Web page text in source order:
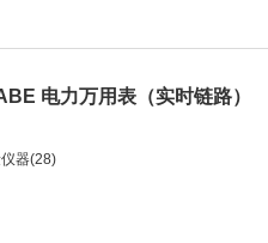
电力万用表（实时链路）
仪器(28)